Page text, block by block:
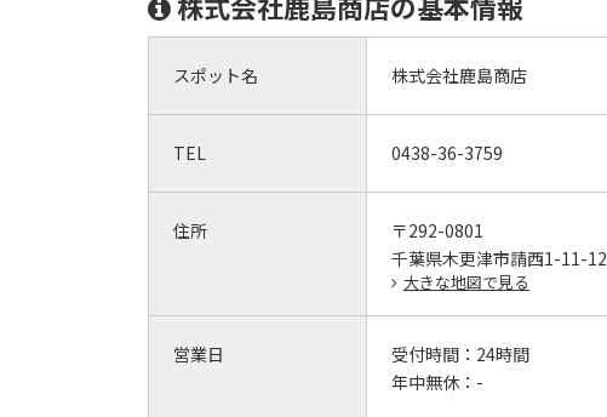
スポット名 株式会社鹿島商店
TEL 0438-36-3759
住所
〒292-0801
千葉県木更津市請西1-11-12
大きな地図で見る
営業日 受付時間： 24時間
年中無休： -